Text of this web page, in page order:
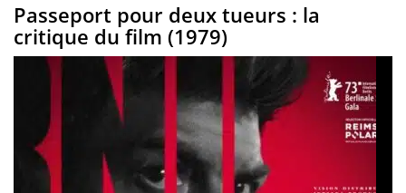
Passeport pour deux tueurs : la
critique du film (1979)